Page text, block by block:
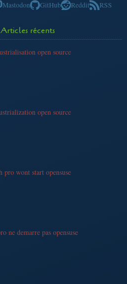
Mastodon GitHub Reddit RSS
Articles récents